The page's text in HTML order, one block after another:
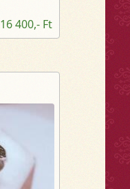
16 400,- Ft